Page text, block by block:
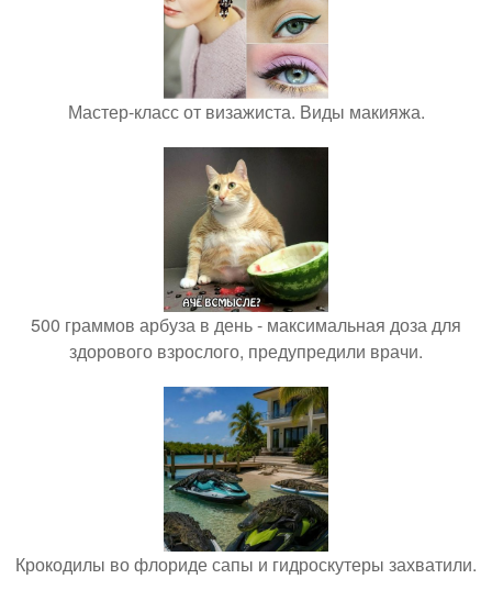
Мастер-класс от визажиста. Виды макияжа.
500 граммов арбуза в день - максимальная доза для
здорового взрослого, предупредили врачи.
Крокодилы во флориде сапы и гидроскутеры захватили.